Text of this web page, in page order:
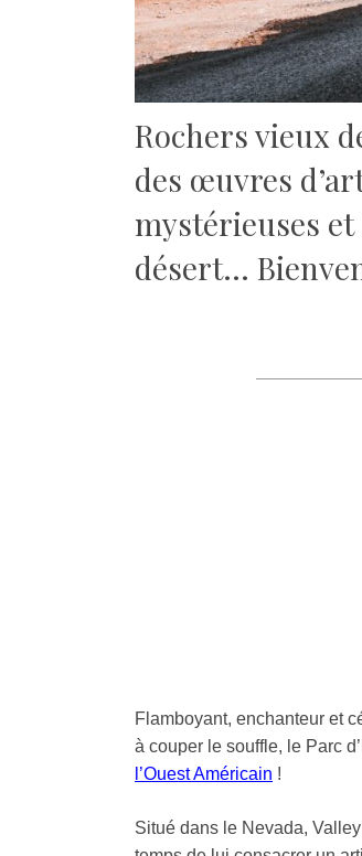
Rochers vieux
des œuvres
mystérieuses
désert…
Flamboyant, enchanteur et
à couper le souffle, le Parc
l’Ouest Américain !
Situé dans le Nevada,